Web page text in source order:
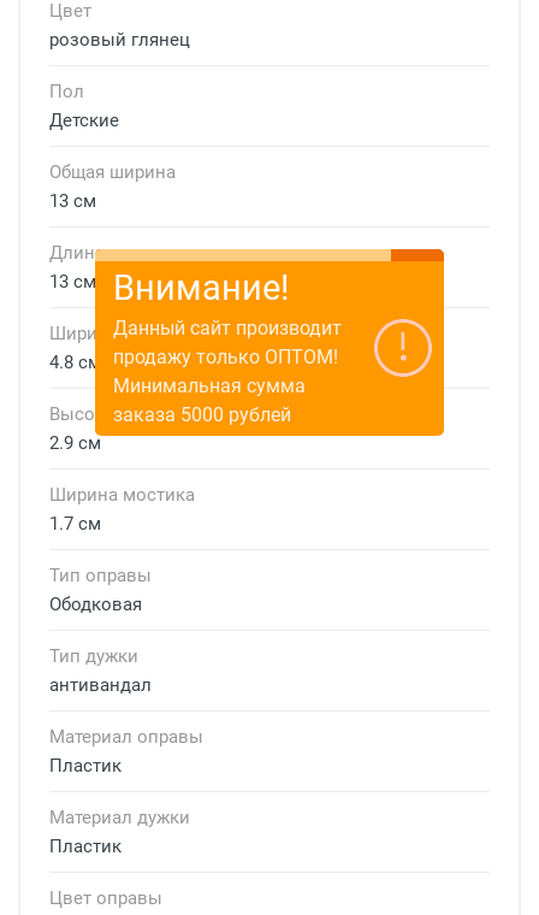
Цвет
розовый глянец
Пол
Детские
Общая ширина
13 см
Длина дужки
13 см
Ширина линзы
4.8 см
Высота линзы
2.9 см
Ширина мостика
1.7 см
Тип оправы
Ободковая
Тип дужки
антивандал
Материал оправы
Пластик
Материал дужки
Пластик
Цвет оправы
Внимание!
Данный сайт производит
продажу только ОПТОМ!
Минимальная сумма
заказа 5000 рублей